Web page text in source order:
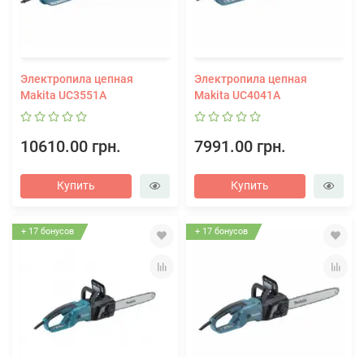
Электропила цепная
Makita UC3551A
10610.00 грн.
Купить
Электропила цепная
Makita UC4041A
7991.00 грн.
Купить
+ 17 бонусов + 17 бонусов